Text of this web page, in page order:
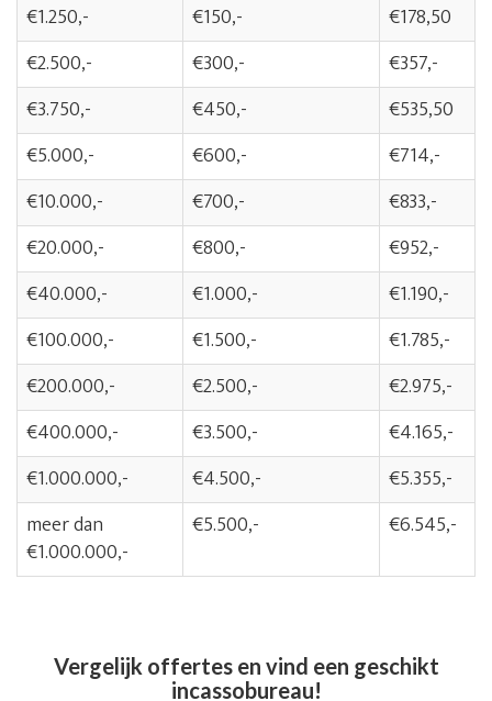
€1.250,-
€150,-
€178,50
€2.500,-
€300,-
€357,-
€3.750,-
€450,-
€535,50
€5.000,-
€600,-
€714,-
€10.000,-
€700,-
€833,-
€20.000,-
€800,-
€952,-
€40.000,-
€1.000,-
€1.190,-
€100.000,-
€1.500,-
€1.785,-
€200.000,-
€2.500,-
€2.975,-
€400.000,-
€3.500,-
€4.165,-
€1.000.000,-
€4.500,-
€5.355,-
meer dan
€1.000.000,-
€5.500,- €6.545,-
Vergelijk offertes en vind een geschikt
incassobureau!